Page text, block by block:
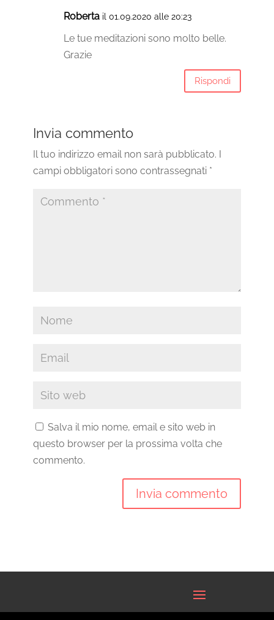
Roberta il 01.09.2020 alle 20:23
Le tue meditazioni sono molto belle.
Grazie
Rispondi
Invia commento
Il tuo indirizzo email non sarà pubblicato.
campi obbligatori sono contrassegnati *
Salva il mio nome, email e sito web in
questo browser per la prossima volta che
commento.